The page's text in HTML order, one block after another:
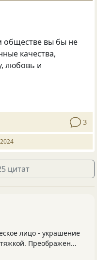
обществе вы бы не
качества,
любовь и
3
цитат
лицо - украшение
Преображен...